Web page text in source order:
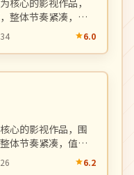
整体节奏紧凑，值
6.0
心的影视作品，围
体节奏紧凑，值得
6.2